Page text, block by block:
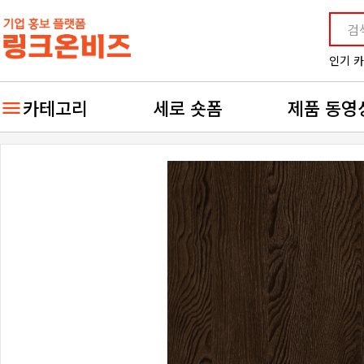
인기
카테고리 세로 숏폼 제품 동영